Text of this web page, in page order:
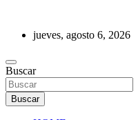
contenidojueves, agosto 6, 2026
REVISTA DE PRENSA
Buscar
Buscar